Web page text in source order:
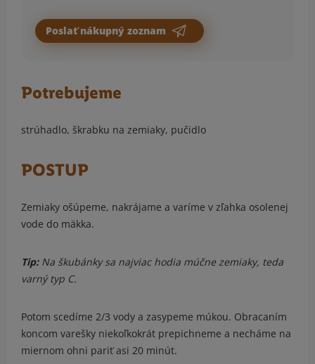
Poslať nákupný zoznam
Potrebujeme
strúhadlo, škrabku na zemiaky, pučidlo
POSTUP
Zemiaky ošúpeme, nakrájame a varíme v zľahka osolenej
vode do mäkka.
Tip:Na škubánky sa najviac hodia múčne zemiaky, teda
varný typ C.
Potom scedíme 2/3 vody a zasypeme múkou. Obracaním
koncom varešky niekoľkokrát prepichneme a necháme na
miernom ohni pariť asi 20 minút.